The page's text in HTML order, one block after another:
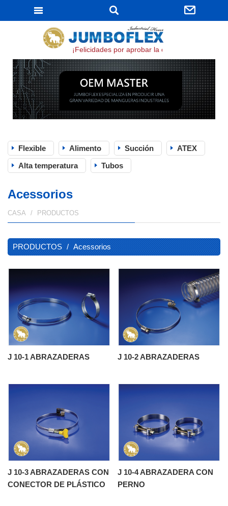
¡Felicidades por aprobar la certificación ISO
Flexible Alimento Succión
ATEX
Alta temperatura
Tubos
Acessorios
CASA PRODUCTOS
PRODUCTOS Acessorios
J 10-1 ABRAZADERAS J 10-2 ABRAZADERAS
J 10-3 ABRAZADERAS CON
CONECTOR DE PLÁSTICO
J 10-4 ABRAZADERA CON
PERNO